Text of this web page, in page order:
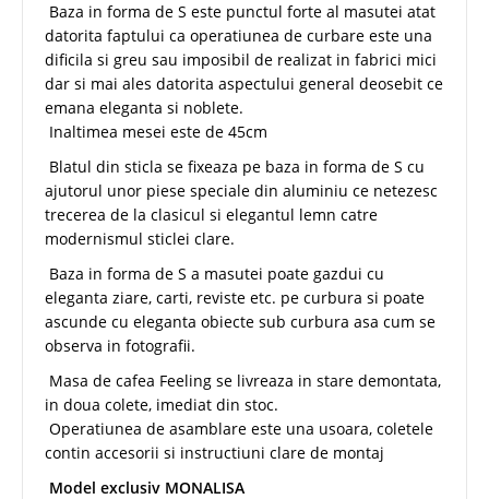
Baza in forma de S este punctul forte al masutei atat
datorita faptului ca operatiunea de curbare este una
dificila si greu sau imposibil de realizat in fabrici mici
dar si mai ales datorita aspectului general deosebit ce
emana eleganta si noblete.
Inaltimea mesei este de 45cm
Blatul din sticla se fixeaza pe baza in forma de S cu
ajutorul unor piese speciale din aluminiu ce netezesc
trecerea de la clasicul si elegantul lemn catre
modernismul sticlei clare.
Baza in forma de S a masutei poate gazdui cu
eleganta ziare, carti, reviste etc. pe curbura si poate
ascunde cu eleganta obiecte sub curbura asa cum se
observa in fotografii.
Masa de cafea Feeling se livreaza in stare demontata,
in doua colete, imediat din stoc.
Operatiunea de asamblare este una usoara, coletele
contin accesorii si instructiuni clare de montaj
Model exclusiv MONALISA